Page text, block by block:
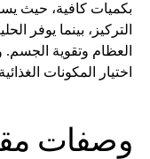
بكميات كافية، حيث
التركيز، بينما يوفر
العظام وتقوية الجسم.
اختيار المكونات
وصفات